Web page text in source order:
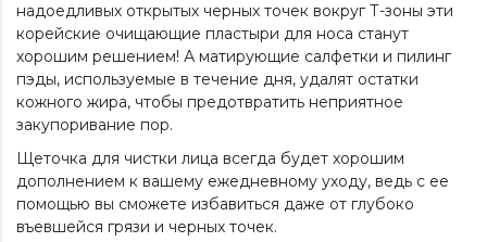
надоедливых открытых черных точек вокруг Т-зоны эти
корейские очищающие пластыри для носа станут
хорошим решением! А матирующие салфетки и пилинг
пэды, используемые в течение дня, удалят остатки
кожного жира, чтобы предотвратить неприятное
закупоривание пор.
Щеточка для чистки лица всегда будет хорошим
дополнением к вашему ежедневному уходу, ведь с ее
помощью вы сможете избавиться даже от глубоко
въевшейся грязи и черных точек.